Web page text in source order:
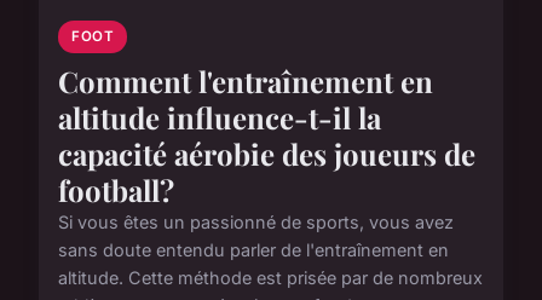
FOOT
Comment l'entraînement en
altitude influence-t-il la
capacité aérobie des joueurs de
football?
Si vous êtes un passionné de sports, vous avez
sans doute entendu parler de l'entraînement en
altitude. Cette méthode est prisée par de nombreux